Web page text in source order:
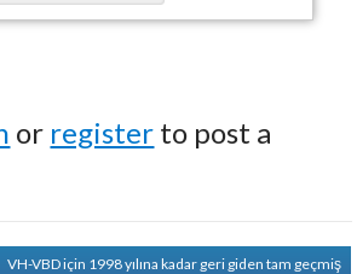
or register to post a
VH-VBD için 1998 yılına kadar geri giden tam geçmiş